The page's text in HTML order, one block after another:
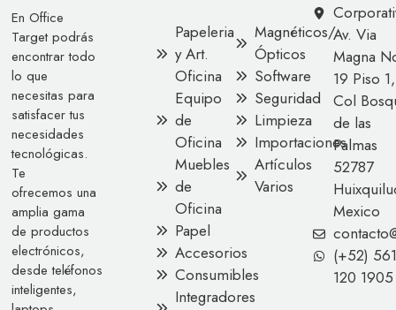
En Office
Target podrás
encontrar todo
lo que
necesitas para
satisfacer tus
necesidades
tecnológicas.
Te
ofrecemos una
amplia gama
de productos
electrónicos,
desde teléfonos
inteligentes,
Papeleria
y Art.
Oficina
Equipo
de
Oficina
Muebles
de
Oficina
Papel
Accesorios
Consumibles
Integradores
Magnéticos/
Ópticos
Software
Seguridad
Limpieza
Importaciones
Artículos
Varios
Av. Via
Magna
19 Piso 1,
Col
de las
Palmas
52787
Mexico
(+52) 561
120 1905